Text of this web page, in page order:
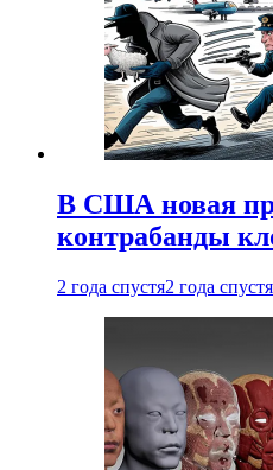
В США новая
контрабанды
2 года спустя2 года спустя